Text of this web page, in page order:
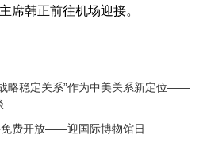
席韩正前往机场迎接。
略稳定关系”作为中美关系新定位——
免费开放——迎国际博物馆日